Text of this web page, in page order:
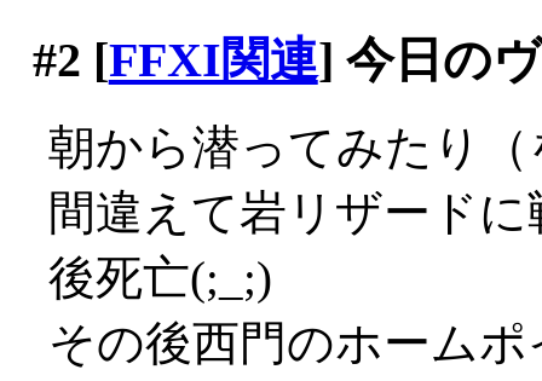
#2 [FFXI関連] 今日の
朝から潜ってみたり（
間違えて岩リザード
後死亡(;_;)
その後西門のホーム